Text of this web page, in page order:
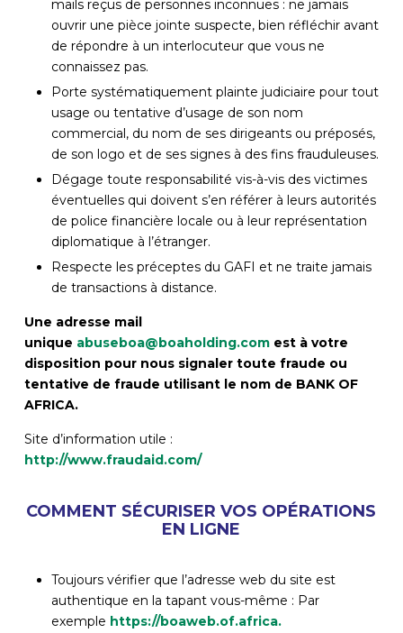
mails reçus de personnes inconnues : ne jamais
ouvrir une pièce jointe suspecte, bien réfléchir avant
de répondre à un interlocuteur que vous ne
connaissez pas.
Porte systématiquement plainte judiciaire pour tout
usage ou tentative d’usage de son nom
commercial, du nom de ses dirigeants ou préposés,
de son logo et de ses signes à des fins frauduleuses.
Dégage toute responsabilité vis-à-vis des victimes
éventuelles qui doivent s’en référer à leurs autorités
de police financière locale ou à leur représentation
diplomatique à l’étranger.
Respecte les préceptes du GAFI et ne traite jamais
de transactions à distance.
Une adresse mail
unique abuseboa@boaholding.comest à votre
disposition pour nous signaler toute fraude ou
tentative de fraude utilisant le nom de BANK OF
AFRICA.
Site d’information utile :
http://www.fraudaid.com/
COMMENT SÉCURISER VOS OPÉRATIONS
EN LIGNE
Toujours vérifier que l’adresse web du site est
authentique en la tapant vous-même : Par
exemple https://boaweb.of.africa.